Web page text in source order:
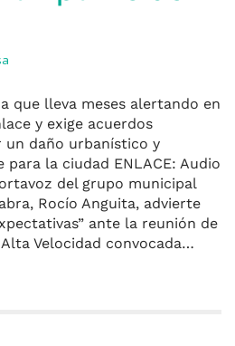
que lleva meses alertando en
y exige acuerdos
un daño urbanístico y
la ciudad ENLACE: Audio
del grupo municipal
Rocío Anguita, advierte
ante la reunión de
Velocidad convocada…